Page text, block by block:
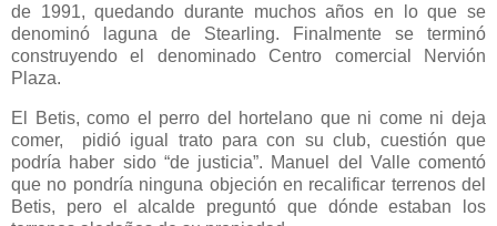
de 1991, quedando durante muchos años en lo que se
denominó laguna de Stearling. Finalmente se terminó
construyendo el denominado Centro comercial Nervión
Plaza.
El Betis, como el perro del hortelano que ni come ni deja
comer, pidió igual trato para con su club, cuestión que
podría haber sido “de justicia”. Manuel del Valle comentó
que no pondría ninguna objeción en recalificar terrenos del
Betis, pero el alcalde preguntó que dónde estaban los